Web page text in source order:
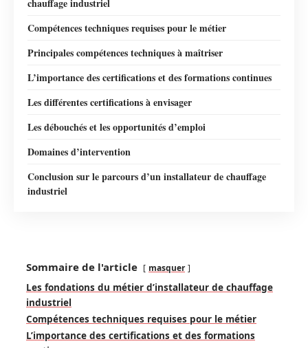
Compétences techniques requises pour le métier
Principales compétences techniques à maîtriser
L’importance des certifications et des formations continues
Les différentes certifications à envisager
Les débouchés et les opportunités d’emploi
Domaines d’intervention
Conclusion sur le parcours d’un installateur de chauffage
industriel
Sommaire de l'article masquer
Les fondations du métier d’installateur de chauffage
industriel
Compétences techniques requises pour le métier
L’importance des certifications et des formations